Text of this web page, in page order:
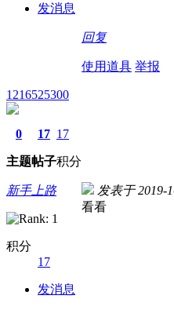
发消息
回复
使用道具 举报
1216525300
0
主题
17
帖子
17
积分
新手上路
积分
17
发消息
发表于 2019-
看看